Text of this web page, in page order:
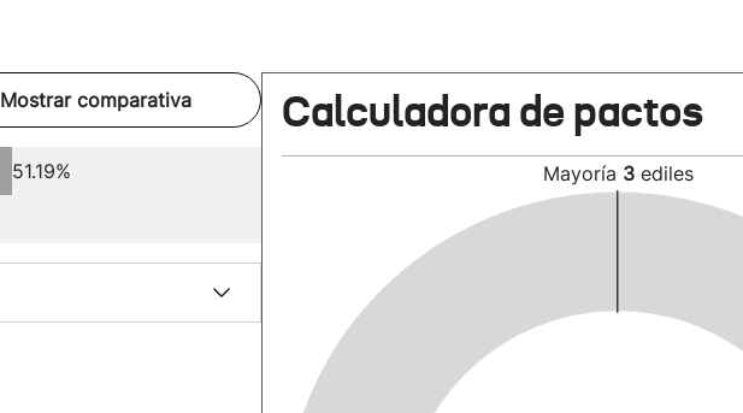
Mostrar comparativa
51.19%
Calculadora de pactos
Mayoría 3 ediles